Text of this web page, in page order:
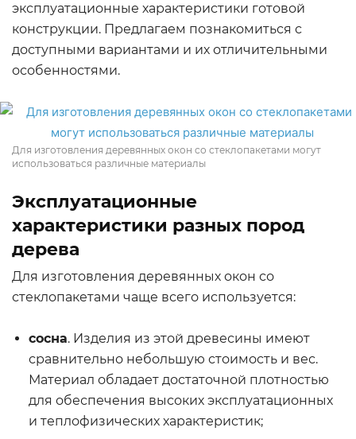
эксплуатационные характеристики готовой
конструкции. Предлагаем познакомиться с
доступными вариантами и их отличительными
особенностями.
Для изготовления деревянных окон со стеклопакетами могут
использоваться различные материалы
Эксплуатационные
характеристики разных пород
дерева
Для изготовления деревянных окон со
стеклопакетами чаще всего используется:
сосна. Изделия из этой древесины имеют
сравнительно небольшую стоимость и вес.
Материал обладает достаточной плотностью
для обеспечения высоких эксплуатационных
и теплофизических характеристик;